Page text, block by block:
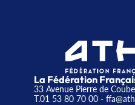
La Fédération
33 Avenue Pierre de
T.01 53 80 70 00-